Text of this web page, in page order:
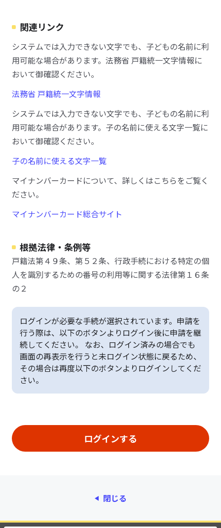
関連リンク
システムでは入力できない文字でも、子どもの名前に利
用可能な場合があります。法務省 戸籍統一文字情報に
おいて御確認ください。
法務省 戸籍統一文字情報
システムでは入力できない文字でも、子どもの名前に利
用可能な場合があります。子の名前に使える文字一覧に
おいて御確認ください。
子の名前に使える文字一覧
マイナンバーカードについて、詳しくはこちらをご覧く
ださい。
マイナンバーカード総合サイト
根拠法律・条例等
戸籍法第４９条、第５２条、行政手続における特定の個
人を識別するための番号の利用等に関する法律第１６条
の２
ログインが必要な手続が選択されています。申請を
行う際は、以下のボタンよりログイン後に申請を継
続してください。 なお、ログイン済みの場合でも
画面の再表示を行うと未ログイン状態に戻るため、
その場合は再度以下のボタンよりログインしてくだ
さい。
閉じる